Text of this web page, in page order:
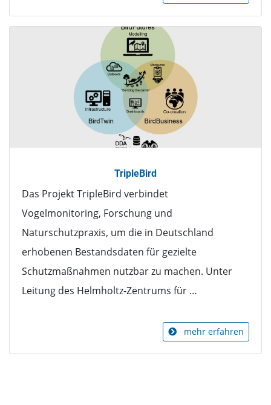
TripleBird
Das Projekt TripleBird verbindet
Vogelmonitoring, Forschung und
Naturschutzpraxis, um die in Deutschland
erhobenen Bestandsdaten für gezielte
Schutzmaßnahmen nutzbar zu machen. Unter
Leitung des Helmholtz-Zentrums für …
mehr erfahren